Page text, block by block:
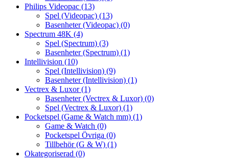
Philips Videopac (13)
Spel (Videopac) (13)
Basenheter (Videopac) (0)
Spectrum 48K (4)
Spel (Spectrum) (3)
Basenheter (Spectrum) (1)
Intellivision (10)
Spel (Intellivision) (9)
Basenheter (Intellivision) (1)
Vectrex & Luxor(1)
Basenheter (Vectrex & Luxor) (0)
Spel (Vectrex & Luxor) (1)
Pocketspel (Game & Watch mm) (1)
Game & Watch (0)
Pocketspel Övriga (0)
Tillbehör (G & W) (1)
Okategoriserad (0)